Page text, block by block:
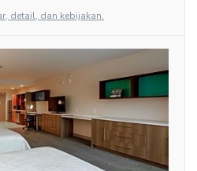
detail, dan kebijakan.